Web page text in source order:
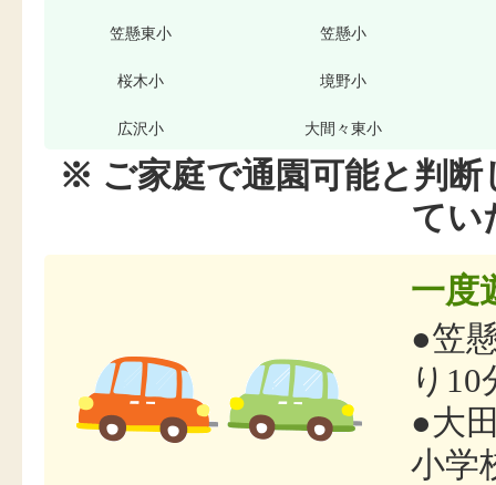
笠懸東小 笠懸小
桜木小 境野小
広沢小 大間々東小
※ ご家庭で通園可能と判
てい
一度
●笠
り
●大
小